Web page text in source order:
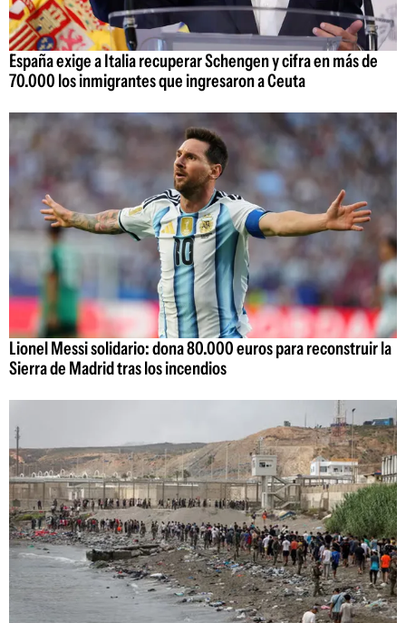
España exige a Italia recuperar Schengen y cifra en más de
70.000 los inmigrantes que ingresaron a Ceuta
Lionel Messi solidario: dona 80.000 euros para reconstruir la
Sierra de Madrid tras los incendios